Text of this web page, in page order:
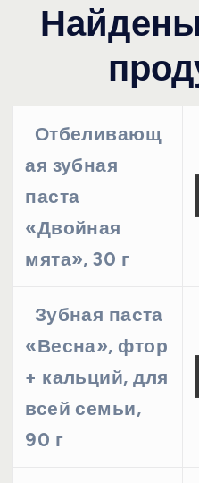
Отбеливающ
ая зубная
паста
«Двойная
мята», 30 г
Зубная паста
«Весна», фтор
+ кальций, для
всей семьи,
90 г